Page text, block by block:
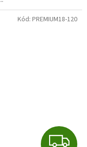
Z
Kód: PREMIUM18-120